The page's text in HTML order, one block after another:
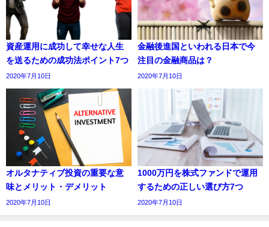
資産運用に成功して幸せな人生
を送るための成功法ポイント7つ
2020年7月10日
金融後進国といわれる日本で今
注目の金融商品は？
2020年7月10日
オルタナティブ投資の重要な意
味とメリット・デメリット
2020年7月10日
1000万円を株式ファンドで運用
するための正しい選び方7つ
2020年7月10日